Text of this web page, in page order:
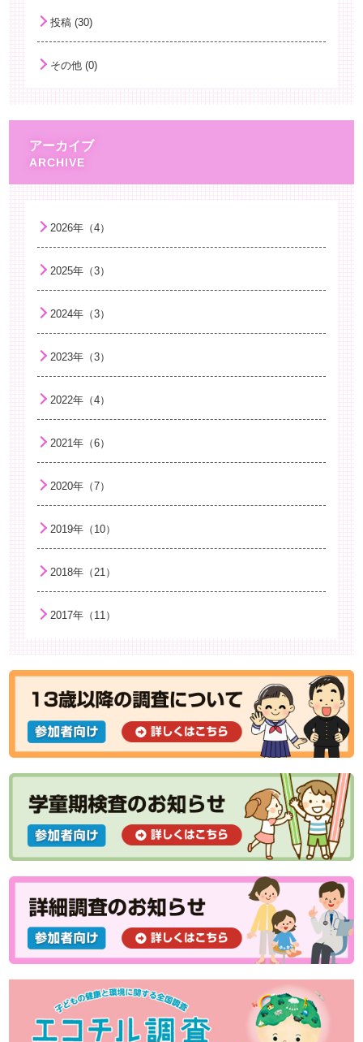
投稿 (30)
その他 (0)
アーカイブ
2026年（4）
2025年（3）
2024年（3）
2023年（3）
2022年（4）
2021年（6）
2020年（7）
2019年（10）
2018年（21）
2017年（11）